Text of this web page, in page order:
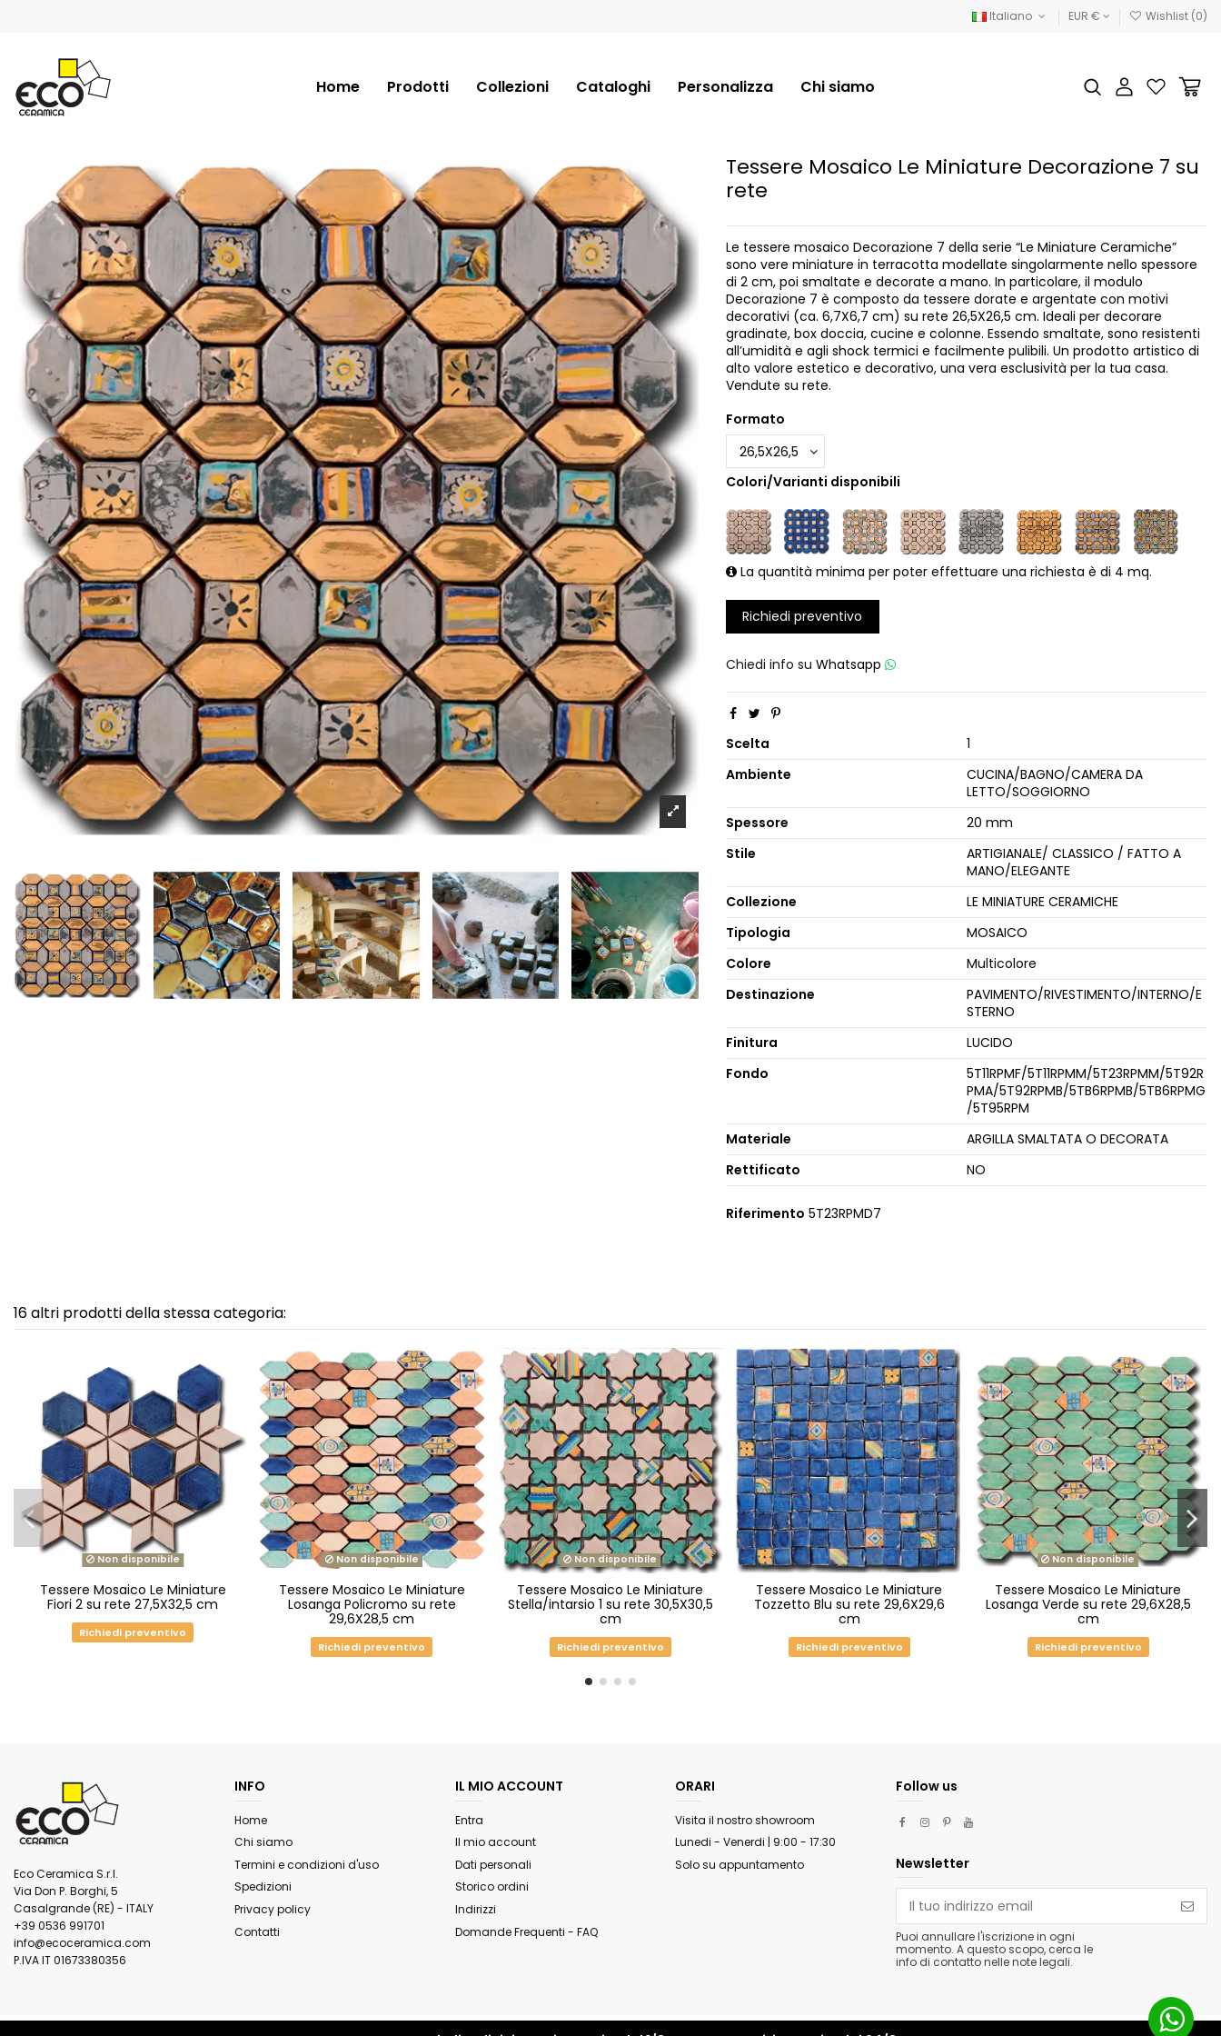
Italiano EUR € Wishlist (0)
Home Prodotti Collezioni Cataloghi Personalizza Chi siamo
Tessere Mosaico Le Miniature Decorazione 7 su
rete
Le tessere mosaico Decorazione 7 della serie “Le Miniature Ceramiche”
sono vere miniature in terracotta modellate singolarmente nello spessore
di 2 cm, poi smaltate e decorate a mano. In particolare, il modulo
Decorazione 7 è composto da tessere dorate e argentate con motivi
decorativi (ca. 6,7X6,7 cm) su rete 26,5X26,5 cm. Ideali per decorare
gradinate, box doccia, cucine e colonne. Essendo smaltate, sono resistenti
all’umidità e agli shock termici e facilmente pulibili. Un prodotto artistico di
alto valore estetico e decorativo, una vera esclusività per la tua casa.
Vendute su rete.
Formato
Colori/Varianti disponibili
La quantità minima per poter effettuare una richiesta è di 4 mq.
Richiedi preventivo
Chiedi info su Whatsapp
Scelta
1
Ambiente
CUCINA/BAGNO/CAMERA DA
LETTO/SOGGIORNO
Spessore
20 mm
Stile
ARTIGIANALE/ CLASSICO / FATTO A
MANO/ELEGANTE
Collezione
LE MINIATURE CERAMICHE
Tipologia
MOSAICO
Colore
Multicolore
Destinazione
PAVIMENTO/RIVESTIMENTO/INTERNO/E
STERNO
Finitura
LUCIDO
Fondo
5T11RPMF/5T11RPMM/5T23RPMM/5T92R
PMA/5T92RPMB/5TB6RPMB/5TB6RPMG
/5T95RPM
Materiale
ARGILLA SMALTATA O DECORATA
Rettificato
NO
Riferimento 5T23RPMD7
16 altri prodotti della stessa categoria:
Non disponibile
Tessere Mosaico Le Miniature
Fiori 2 su rete 27,5X32,5 cm
Richiedi preventivo
Non disponibile
Tessere Mosaico Le Miniature
Losanga Policromo su rete
29,6X28,5 cm
Richiedi preventivo
Non disponibile
Tessere Mosaico Le Miniature
Stella/intarsio 1 su rete 30,5X30,5
cm
Richiedi preventivo
Tessere Mosaico Le Miniature
Tozzetto Blu su rete 29,6X29,6
cm
Richiedi preventivo
Non disponibile
Tessere Mosaico Le Miniature
Losanga Verde su rete 29,6X28,5
cm
Richiedi preventivo
Eco Ceramica S.r.l.
Via Don P. Borghi, 5
Casalgrande (RE) - ITALY
+39 0536 991701
info@ecoceramica.com
P.IVA IT 01673380356
INFO
Home
Chi siamo
Termini e condizioni d'uso
Spedizioni
Privacy policy
Contatti
IL MIO ACCOUNT
Entra
Il mio account
Dati personali
Storico ordini
Indirizzi
Domande Frequenti - FAQ
ORARI
Visita il nostro showroom
Lunedi - Venerdi | 9:00 - 17:30
Solo su appuntamento
Follow us
Newsletter
Puoi annullare l'iscrizione in ogni
momento. A questo scopo, cerca le
info di contatto nelle note legali.